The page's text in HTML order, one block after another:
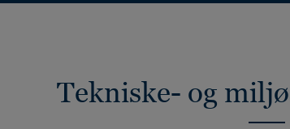
Tekniske- og